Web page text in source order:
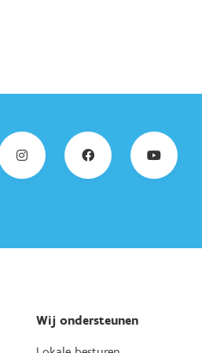
Wij ondersteunen